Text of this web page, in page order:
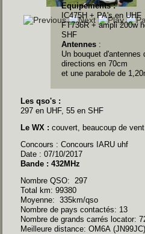
Equipements :
IC475H + PA'sen UHF
FT736R + ampli 200w
SHF
Antennes :
Un bouquet d'antennes
directions en 70cm
et une parabole de
Les qso's :
297 en UHF, 55 en SHF
Le WX :couvert, beaucoup de vent
Concours : Concours IARU uhf
Date : 07/10/2017
Bande : 432MHz
Nombre QSO: 297
Total km: 99380
Moyenne: 335km/qso
Nombre de pays contactés: 13
Nombre de grands carrés locator:
Meilleure distance: OM6A